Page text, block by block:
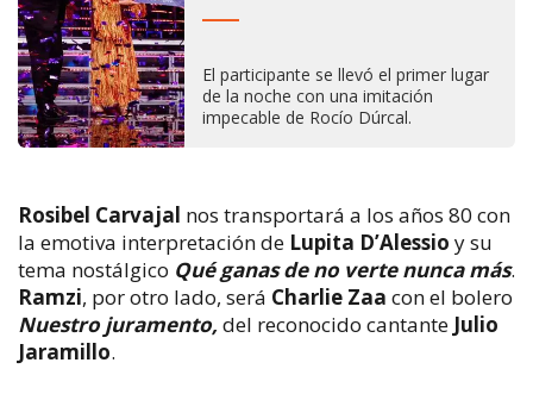
El participante se llevó el primer lugar
de la noche con una imitación
impecable de Rocío Dúrcal.
Rosibel Carvajal nos transportará a los años 80 con
la emotiva interpretación de Lupita D’Alessio y su
tema nostálgico Qué ganas de no verte nunca más.
Ramzi, por otro lado, será Charlie Zaa con el bolero
Nuestro juramento,del reconocido cantante Julio
Jaramillo.